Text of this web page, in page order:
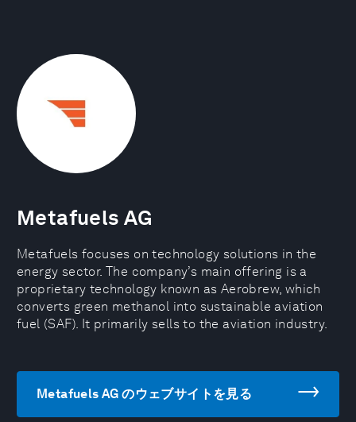
Metafuels AG
Metafuels focuses on technology solutions in the
energy sector. The company’s main offering is a
proprietary technology known as Aerobrew, which
converts green methanol into sustainable aviation
fuel (SAF). It primarily sells to the aviation industry.
Metafuels AG のウェブサイトを見る